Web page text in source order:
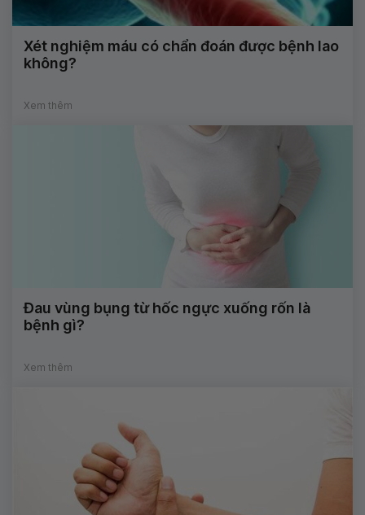
Xét nghiệm máu có chẩn đoán được bệnh lao
không?
Xem thêm
Đau vùng bụng từ hốc ngực xuống rốn là
bệnh gì?
Xem thêm